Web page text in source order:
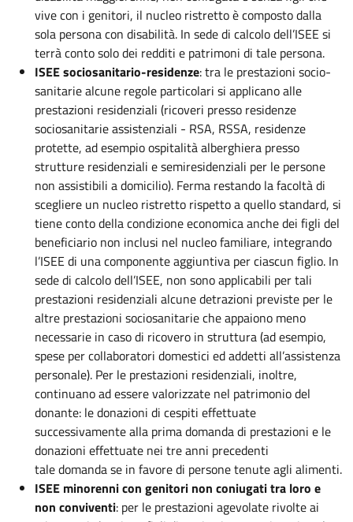
vive con i genitori, il nucleo ristretto è composto dalla
sola persona con disabilità. In sede di calcolo dell’ISEE si
terrà conto solo dei redditi e patrimoni di tale persona.
ISEE sociosanitario-residenze: tra le prestazioni socio-
sanitarie alcune regole particolari si applicano alle
prestazioni residenziali (ricoveri presso residenze
sociosanitarie assistenziali - RSA, RSSA, residenze
protette, ad esempio ospitalità alberghiera presso
strutture residenziali e semiresidenziali per le persone
non assistibili a domicilio). Ferma restando la facoltà di
scegliere un nucleo ristretto rispetto a quello standard, si
tiene conto della condizione economica anche dei figli del
beneficiario non inclusi nel nucleo familiare, integrando
l’ISEE di una componente aggiuntiva per ciascun figlio. In
sede di calcolo dell’ISEE, non sono applicabili per tali
prestazioni residenziali alcune detrazioni previste per le
altre prestazioni sociosanitarie che appaiono meno
necessarie in caso di ricovero in struttura (ad esempio,
spese per collaboratori domestici ed addetti all’assistenza
personale). Per le prestazioni residenziali, inoltre,
continuano ad essere valorizzate nel patrimonio del
donante: le donazioni di cespiti effettuate
successivamente alla prima domanda di prestazioni e le
donazioni effettuate nei tre anni precedenti
tale domanda se in favore di persone tenute agli alimenti.
ISEE minorenni con genitori non coniugati tra loro e
non conviventi: per le prestazioni agevolate rivolte ai